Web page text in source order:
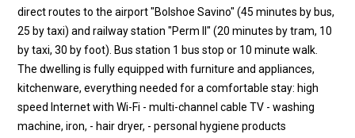
direct routes to the airport "Bolshoe Savino" (45 minutes by bus,
25 by taxi) and railway station "Perm II" (20 minutes by tram, 10
by taxi, 30 by foot). Bus station 1 bus stop or 10 minute walk.
The dwelling is fully equipped with furniture and appliances,
kitchenware, everything needed for a comfortable stay: high
speed Internet with Wi-Fi - multi-channel cable TV - washing
machine, iron, - hair dryer, - personal hygiene products